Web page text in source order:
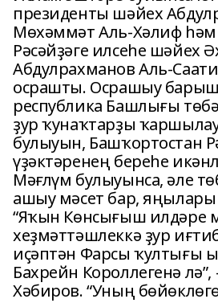
президенты шәйех
Мөхәммәт Аль-Хәлиф
Рәсәйҙәге илсеһе шәйех
Абдулрахманов Аль-
осрашты. Осрашыу
республика Башлығы
ҙур ҡунаҡтарҙы
булыуын, Башҡортостан
үҙәктәренең береһе
Мәғлүм булыуынса, әле
ашыу мәсет бар, яңылары
“Яҡын Көнсығыш илдәре
хеҙмәттәшлеккә ҙур
иҫәптән Фарсы ҡултығы
Бахрейн Короллегенә
Хәбиров. “Уның